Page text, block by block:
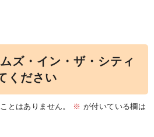
ズ・イン・ザ・シティ
ください
とはありません。 ※ が付いている欄は